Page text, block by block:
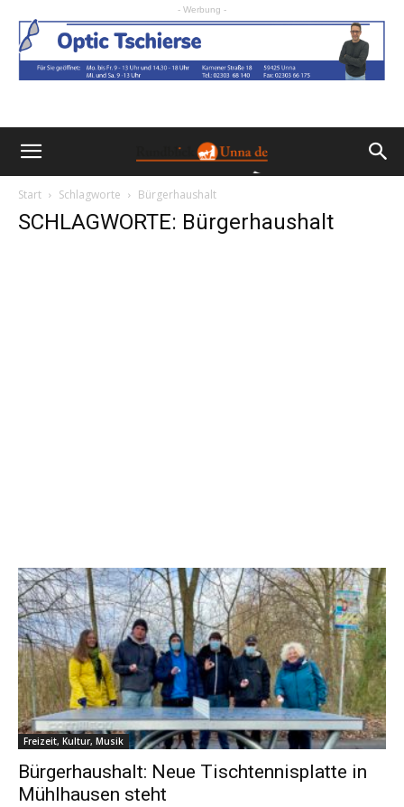
- Werbung -
Start Schlagworte Bürgerhaushalt
SCHLAGWORTE: Bürgerhaushalt
Freizeit, Kultur, Musik
Bürgerhaushalt: Neue Tischtennisplatte in
Mühlhausen steht